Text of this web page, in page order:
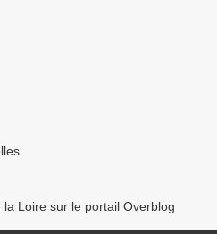
Loire sur le portail Overblog